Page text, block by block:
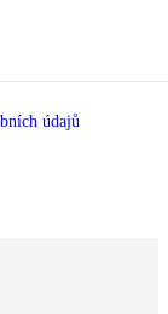
údajů